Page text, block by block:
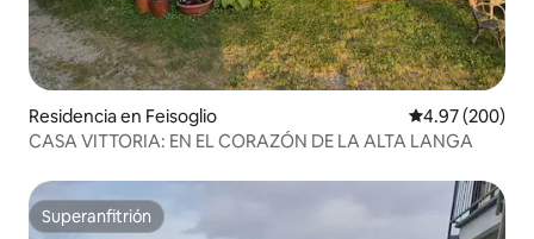
Residencia en Feisoglio Calificación
4.97 (200)
CASA VITTORIA: EN EL CORAZÓN DE LA ALTA LANGA
Superanfitrión
Superanfitrión